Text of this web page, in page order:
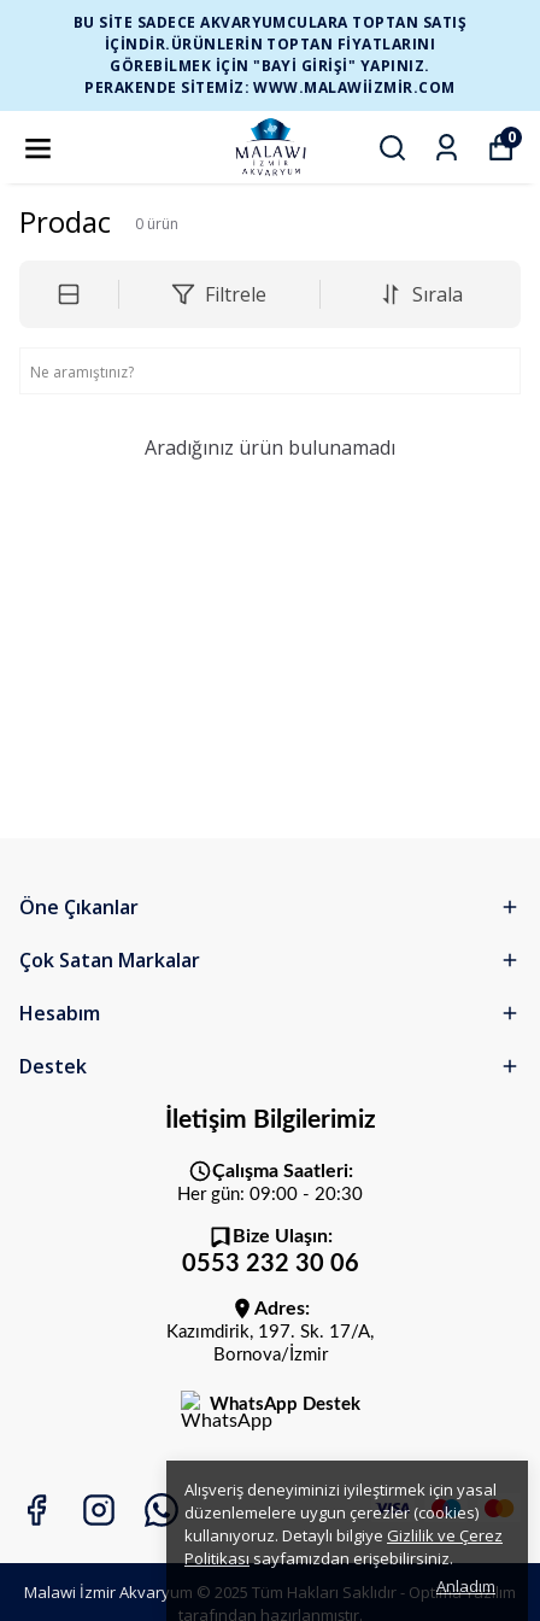
BU SİTE SADECE AKVARYUMCULARA TOPTAN SATIŞ
İÇİNDİR.ÜRÜNLERİN TOPTAN FİYATLARINI
GÖREBİLMEK İÇİN "BAYİ GİRİŞİ" YAPINIZ.
PERAKENDE SİTEMİZ: WWW.MALAWIIZMIR.COM
0
Alışveriş deneyiminizi iyileştirmek için yasal
düzenlemelere uygun çerezler (cookies)
kullanıyoruz. Detaylı bilgiye Gizlilik ve Çerez
Politikasısayfamızdan erişebilirsiniz.
Anladım
Prodac 0 ürün
Filtrele Sırala
Aradığınız ürün bulunamadı
Öne Çıkanlar
Çok Satan Markalar
Hesabım
Destek
İletişim Bilgilerimiz
Çalışma Saatleri:
Her gün: 09:00 - 20:30
Bize Ulaşın:
0553 232 30 06
Adres:
Kazımdirik, 197. Sk. 17/A,
Bornova/İzmir
WhatsApp Destek
Malawi İzmir Akvaryum © 2025 Tüm Hakları Saklıdır - Optima Yazılım
tarafından hazırlanmıştır.